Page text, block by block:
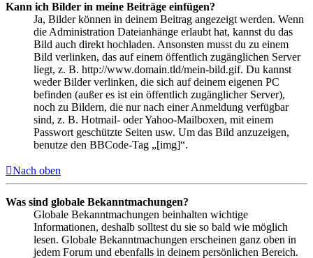
Kann ich Bilder in meine Beiträge einfügen?
Ja, Bilder können in deinem Beitrag angezeigt werden. Wenn
die Administration Dateianhänge erlaubt hat, kannst du das
Bild auch direkt hochladen. Ansonsten musst du zu einem
Bild verlinken, das auf einem öffentlich zugänglichen Server
liegt, z. B. http://www.domain.tld/mein-bild.gif. Du kannst
weder Bilder verlinken, die sich auf deinem eigenen PC
befinden (außer es ist ein öffentlich zugänglicher Server),
noch zu Bildern, die nur nach einer Anmeldung verfügbar
sind, z. B. Hotmail- oder Yahoo-Mailboxen, mit einem
Passwort geschützte Seiten usw. Um das Bild anzuzeigen,
benutze den BBCode-Tag „[img]“.
Nach oben
Was sind globale Bekanntmachungen?
Globale Bekanntmachungen beinhalten wichtige
Informationen, deshalb solltest du sie so bald wie möglich
lesen. Globale Bekanntmachungen erscheinen ganz oben in
jedem Forum und ebenfalls in deinem persönlichen Bereich.